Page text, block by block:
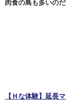
肉食の鳥も多いの
【Ｈな体験】延長